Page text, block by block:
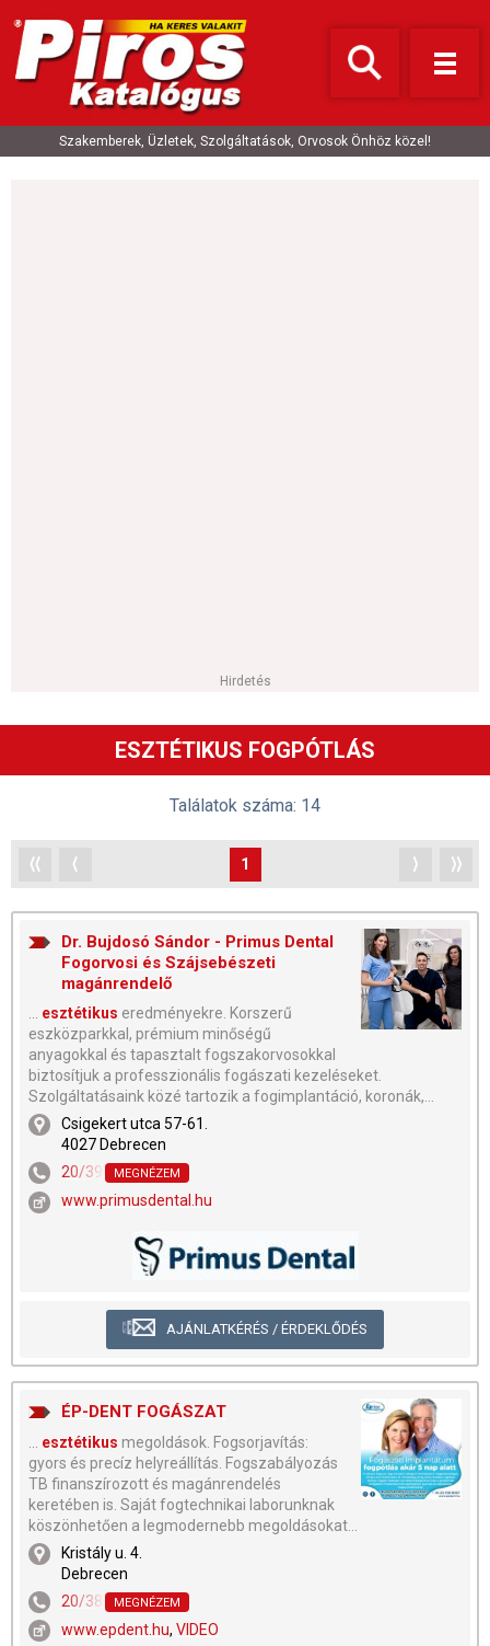
Szakemberek, Üzletek, Szolgáltatások, Orvosok Önhöz közel!
Hirdetés
ESZTÉTIKUS FOGPÓTLÁS
Találatok száma: 14
⟨⟨ ⟨ 1 ⟩ ⟩⟩
Dr. Bujdosó Sándor - Primus Dental
Fogorvosi és Szájsebészeti
magánrendelő
esztétikus eredményekre. Korszerű
eszközparkkal, prémium minőségű
anyagokkal és tapasztalt fogszakorvosokkal
biztosítjuk a professzionális fogászati kezeléseket.
Szolgáltatásaink közé tartozik a fogimplantáció, koronák,...
Csigekert utca 57-61.
4027 Debrecen
20/393-0058
MEGNÉZEM
www.primusdental.hu
AJÁNLATKÉRÉS / ÉRDEKLŐDÉS
ÉP-DENT FOGÁSZAT
esztétikus megoldások. Fogsorjavítás:
gyors és precíz helyreállítás. Fogszabályozás
TB finanszírozott és magánrendelés
keretében is. Saját fogtechnikai laborunknak
köszönhetően a legmodernebb megoldásokat...
Kristály u. 4.
Debrecen
20/381-6928,20/231-1353
MEGNÉZEM
www.epdent.hu, VIDEO